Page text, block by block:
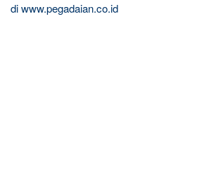
di www.pegadaian.co.id